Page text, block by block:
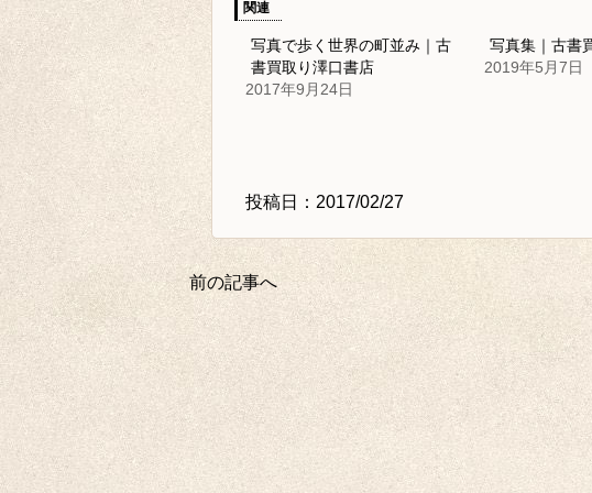
関連
写真で歩く世界の町並み｜古
書買取り澤口書店
2017年9月24日
写真集｜古書
2019年5月7日
投稿日：2017/02/27
前の記事へ